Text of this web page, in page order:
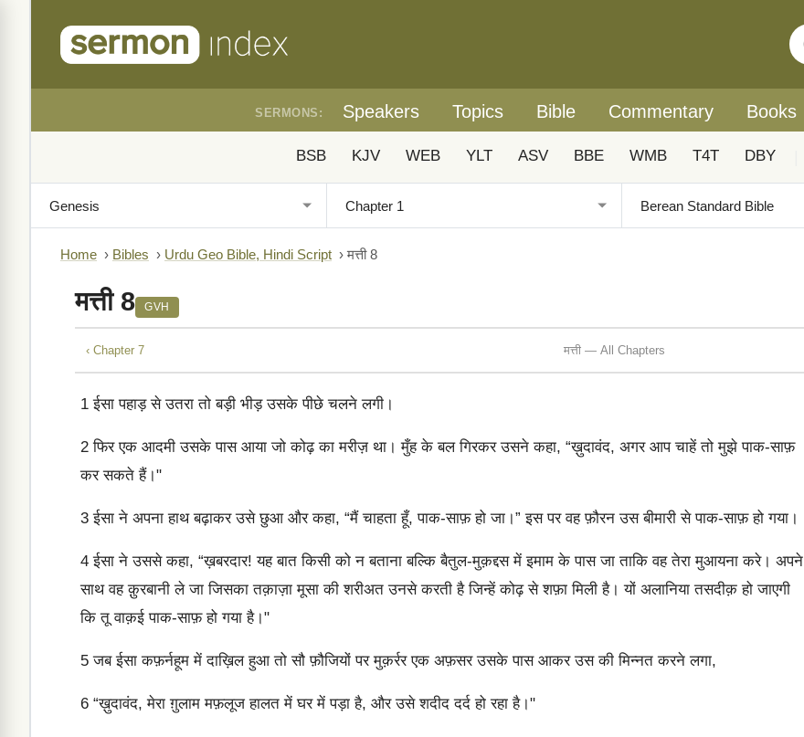
SERMONS: Speakers Topics Bible Commentary Books
BSB KJV WEB YLT ASV BBE WMB T4T DBY
Home › Bibles › Urdu Geo Bible, Hindi Script ›मत्ती 8
मत्ती 8 GVH
‹ Chapter 7 मत्ती — All Chapters
1 ईसा पहाड़ से उतरा तो बड़ी भीड़ उसके पीछे चलने लगी।
2 फिर एक आदमी उसके पास आया जो कोढ़ का मरीज़ था। मुँह के बल गिरकर उसने कहा, “ख़ुदावंद, अगर आप चाहें तो मुझे पाक-साफ़
कर सकते हैं।"
3 ईसा ने अपना हाथ बढ़ाकर उसे छुआ और कहा, “मैं चाहता हूँ, पाक-साफ़ हो जा।” इस पर वह फ़ौरन उस बीमारी से पाक-साफ़ हो गया।
4 ईसा ने उससे कहा, “ख़बरदार! यह बात किसी को न बताना बल्कि बैतुल-मुक़द्दस में इमाम के पास जा ताकि वह तेरा मुआयना करे। अपने
साथ वह क़ुरबानी ले जा जिसका तक़ाज़ा मूसा की शरीअत उनसे करती है जिन्हें कोढ़ से शफ़ा मिली है। यों अलानिया तसदीक़ हो जाएगी
कि तू वाक़ई पाक-साफ़ हो गया है।"
5 जब ईसा कफ़र्नहूम में दाख़िल हुआ तो सौ फ़ौजियों पर मुक़र्रर एक अफ़सर उसके पास आकर उस की मिन्नत करने लगा,
6 “ख़ुदावंद, मेरा ग़ुलाम मफ़लूज हालत में घर में पड़ा है, और उसे शदीद दर्द हो रहा है।"